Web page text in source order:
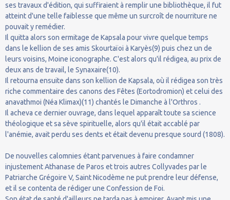
ses travaux d'édition, qui suffiraient à remplir une bibliothèque, il fut
atteint d'une telle faiblesse que même un surcroît de nourriture ne
pouvait y remédier.
Il quitta alors son ermitage de Kapsala pour vivre quelque temps
dans le kellion de ses amis Skourtaïoi à Karyès(9) puis chez un de
leurs voisins, Moine iconographe. C'est alors qu'il rédigea, au prix de
deux ans de travail, le Synaxaire(10).
Il retourna ensuite dans son kellion de Kapsala, où il rédigea son très
riche commentaire des canons des Fêtes (Eortodromion) et celui des
anavathmoi (Néa Klimax)(11) chantés le Dimanche à l'Orthros .
Il acheva ce dernier ouvrage, dans lequel apparaît toute sa science
théologique et sa sève spirituelle, alors qu'il était accablé par
l'anémie, avait perdu ses dents et était devenu presque sourd (1808).
De nouvelles calomnies étant parvenues à faire condamner
injustement Athanase de Paros et trois autres Collyvades par le
Patriarche Grégoire V, Saint Nicodème ne put prendre leur défense,
et il se contenta de rédiger une Confession de Foi.